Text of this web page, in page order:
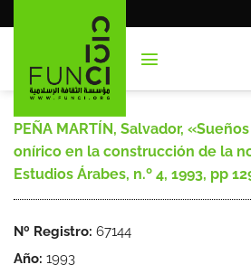
al
PEÑA MARTÍN, Salvador,
onírico en la construcción de la
Estudios Árabes, n.º 4, 1993, pp
Nº Registro: 67144
Año: 1993